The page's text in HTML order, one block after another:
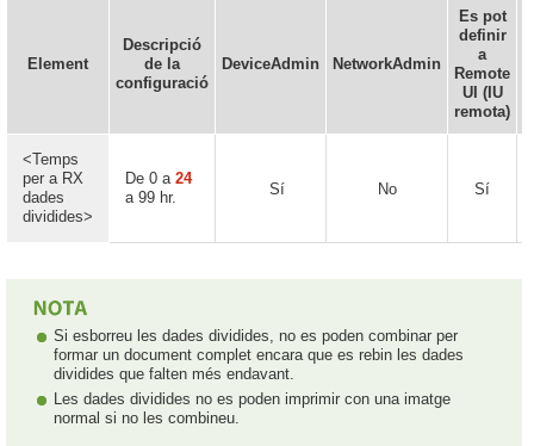
Element
Descripció
de la
configuració
DeviceAdmin NetworkAdmin
Es pot
definir
a
Remote
UI (IU
remota)
<Temps
per a RX
dades
dividides>
De 0 a 24
a 99 hr.
Sí No Sí
Si esborreu les dades dividides, no es poden combinar per
formar un document complet encara que es rebin les dades
dividides que falten més endavant.
Les dades dividides no es poden imprimir con una imatge
normal si no les combineu.